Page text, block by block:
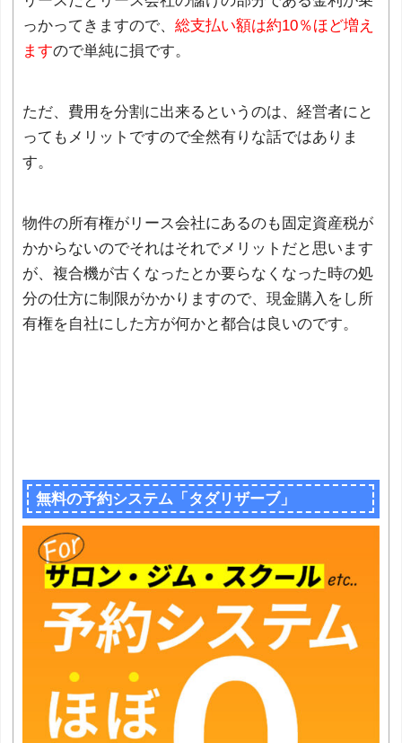
っかってきますので、 総支払い額は約10％ほど増え
ますので単純に損です。
ただ、費用を分割に出来るというのは、経営者にと
ってもメリットですので全然有りな話ではありま
す。
物件の所有権がリース会社にあるのも固定資産税が
かからないのでそれはそれでメリットだと思います
が、複合機が古くなったとか要らなくなった時の処
分の仕方に制限がかかりますので、現金購入をし所
有権を自社にした方が何かと都合は良いのです。
無料の予約システム「タダリザーブ」